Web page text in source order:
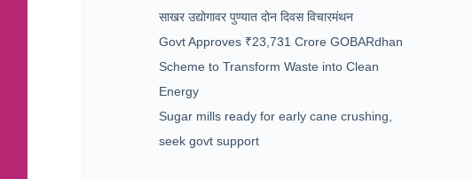
साखर उद्योगावर पुण्यात दोन दिवस विचारमंथन
Govt Approves ₹23,731 Crore GOBARdhan
Scheme to Transform Waste into Clean
Energy
Sugar mills ready for early cane crushing,
seek govt support